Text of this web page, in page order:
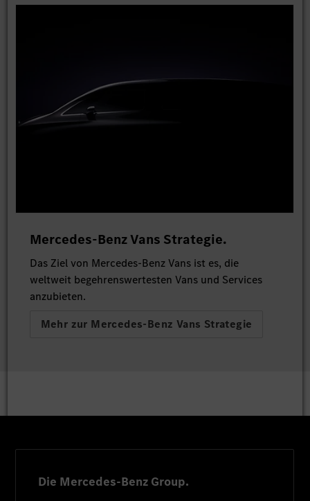
Mercedes-Benz Vans Strategie.
Das Ziel von Mercedes-Benz Vans ist es, die
weltweit begehrenswertesten Vans und Services
anzubieten.
Mehr zur Mercedes-Benz Vans Strategie
Die Mercedes-Benz Group.